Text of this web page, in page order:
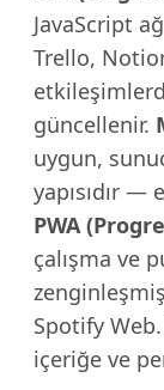
JavaScript
Trello,
güncellenir.
uygun,
yapısıdır
PWA
çalışma ve
Spotify
içeriğe ve